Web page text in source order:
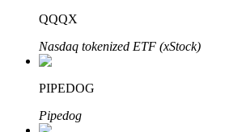
QQQX
Nasdaq tokenized ETF (xStock)
PIPEDOG
Pipedog